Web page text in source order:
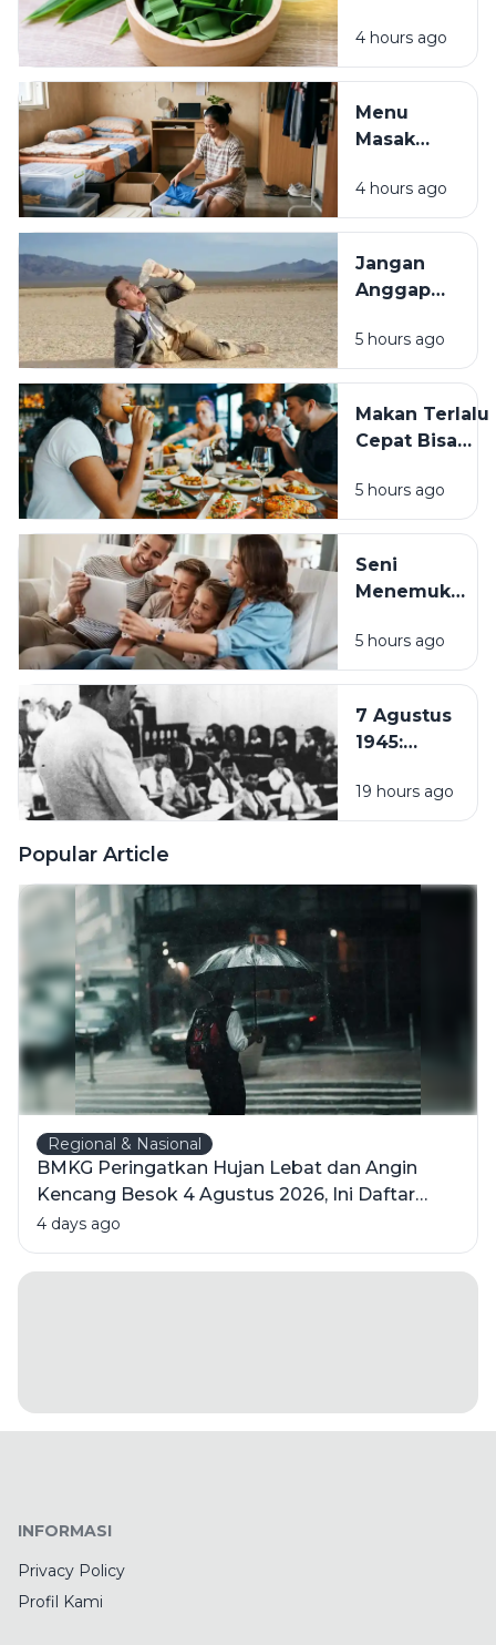
Aromatik
dengan
Manfaat
untuk
dan
Kesehatan
4 hours ago
Menu
Masak
Anak Kos,
Hemat,
dan
Mudah
4 hours ago
Jangan
Anggap
Dehidrasi
Bisa
Kesehatan
dan
Sehari-
hari
5 hours ago
Makan Terlalu
Cepat Bisa
Kesehatan, Ini
Dampaknya
5 hours ago
Seni
Menemukan
Tengah
Hustle
Pentingnya
Quality
Bersama
5 hours ago
7 Agustus
1945:
PPKI, Langkah
Penting
19 hours ago
Popular Article
Regional & Nasional
BMKG Peringatkan Hujan Lebat dan Angin
Kencang Besok 4 Agustus 2026, Ini Daftar
Wilayahnya
4 days ago
INFORMASI
Privacy Policy
Profil Kami